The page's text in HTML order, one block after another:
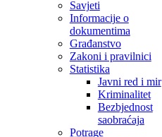
Savjeti
Informacije o
dokumentima
Građanstvo
Zakoni i pravilnici
Statistika
Javni red i mir
Kriminalitet
Bezbjednost
saobraćaja
Potrage